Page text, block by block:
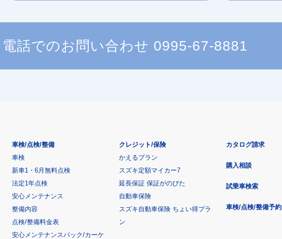
電話でのお問い合わせ 0995-67-8881
車検/点検/整備
車検
新車1・6月無料点検
法定1年点検
安心メンテナンス
整備内容
点検/整備料金表
安心メンテナンスパック/カーケ
クレジット/保険
かえるプラン
スズキ定額マイカー7
延長保証 保証がのびた
自動車保険
スズキ自動車保険 ちょい得プラ
ン
カタログ請求
購入相談
試乗車検索
車検/点検/整備予約